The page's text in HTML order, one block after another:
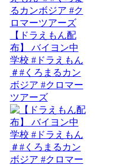
【ドラえもん配
布】 バイヨン中
学校 #ドラえもん
＃#くろまるカン
ボジア #クロマー
ツアーズ